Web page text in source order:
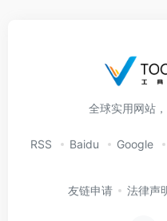
全球实用网站，
RSS Baidu Google
友链申请 法律声